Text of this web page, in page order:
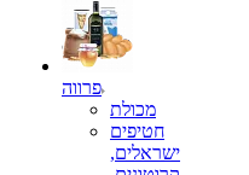
פרווה
מכולת
חטיפים
ישראלים,